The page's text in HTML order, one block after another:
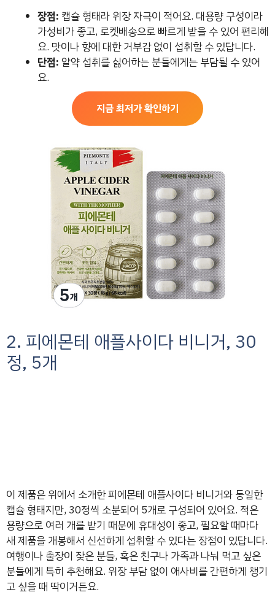
장점: 캡슐 형태라 위장 자극이 적어요. 대용량 구성이라
가성비가 좋고, 로켓배송으로 빠르게 받을 수 있어 편리해
요. 맛이나 향에 대한 거부감 없이 섭취할 수 있답니다.
단점: 알약 섭취를 싫어하는 분들에게는 부담될 수 있어
요.
지금 최저가 확인하기
2. 피에몬테 애플사이다 비니거, 30
정, 5개
이 제품은 위에서 소개한 피에몬테 애플사이다 비니거와 동일한
캡슐 형태지만, 30정씩 소분되어 5개로 구성되어 있어요. 적은
용량으로 여러 개를 받기 때문에 휴대성이 좋고, 필요할 때마다
새 제품을 개봉해서 신선하게 섭취할 수 있다는 장점이 있답니다.
여행이나 출장이 잦은 분들, 혹은 친구나 가족과 나눠 먹고 싶은
분들에게 특히 추천해요. 위장 부담 없이 애사비를 간편하게 챙기
고 싶을 때 딱이거든요.